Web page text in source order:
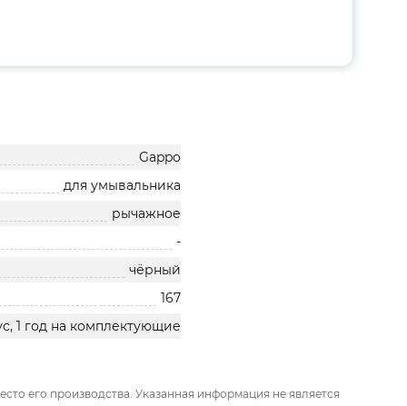
Gappo
для умывальника
рычажное
-
чёрный
167
1 год на комплектующие
его производства. Указанная информация не является